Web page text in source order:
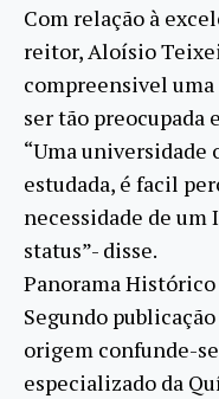
Com relação à
reitor, Aloísio
compreensivel
ser tão preocupada
“Uma universidade
estudada, é facil
necessidade de
status”- disse.
Panorama Histórico
Segundo
origem confunde-
especializado da